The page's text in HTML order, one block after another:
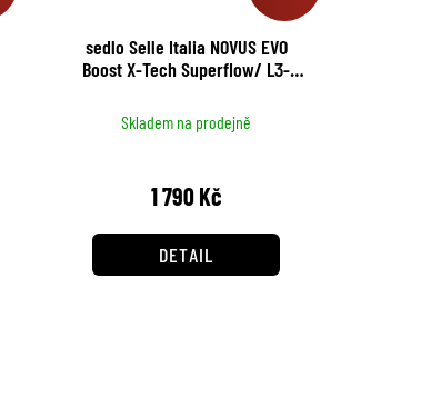
sedlo Selle Italia NOVUS EVO
Boost X-Tech Superflow/ L3-
Skladem na prodejně
1 790 Kč
DETAIL